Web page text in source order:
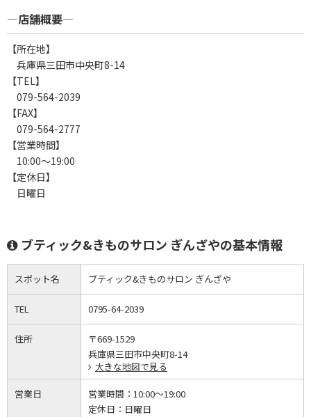
―店舗概要―
【所在地】
兵庫県三田市中央町8-14
【TEL】
079-564-2039
【FAX】
079-564-2777
【営業時間】
10:00～19:00
【定休日】
日曜日
ブティック&きものサロン ぎんざやの基本情報
スポット名 ブティック&きものサロン ぎんざや
TEL 0795-64-2039
住所
〒669-1529
兵庫県三田市中央町8-14
大きな地図で見る
営業日 営業時間： 10:00～19:00
定休日： 日曜日